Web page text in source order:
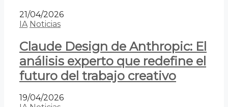
21/04/2026
IA Noticias
Claude Design de Anthropic: El
análisis experto que redefine el
futuro del trabajo creativo
19/04/2026